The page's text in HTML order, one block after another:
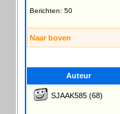
Berichten: 50
Naar boven
Auteur
SJAAK585 (68)